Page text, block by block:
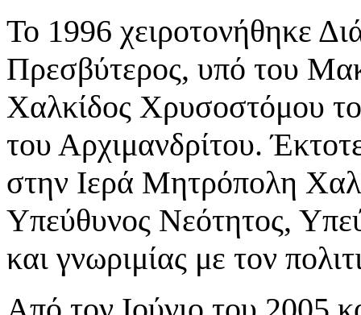
Το 1996 χειροτονήθηκε
Πρεσβύτερος, υπό του
Χαλκίδος Χρυσοστόμου
του Αρχιμανδρίτου.
στην Ιερά Μητρόπολη
Υπεύθυνος Νεότητος,
και γνωριμίας με τον